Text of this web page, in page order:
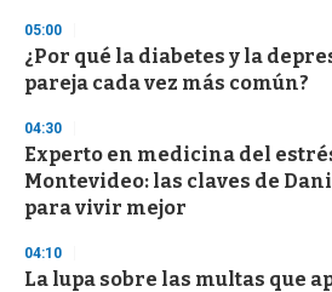
d
05:00
¿Por qué la diabetes y la
pareja cada vez más común?
04:30
Experto en medicina del
Montevideo: las claves de
para vivir mejor
04:10
La lupa sobre las multas que